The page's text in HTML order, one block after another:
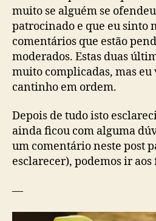
muito se alguém se
patrocinado e que eu sinto
comentários que estão
moderados. Estas duas
muito complicadas, mas eu
cantinho em ordem.
Depois de tudo isto
ainda ficou com alguma
um comentário neste post
esclarecer), podemos ir
—